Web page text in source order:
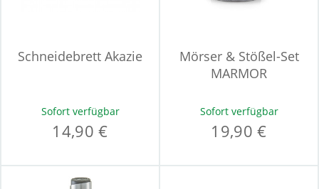
Schneidebrett Akazie
Sofort verfügbar
14,90 €
Mörser & Stößel-Set
MARMOR
Sofort verfügbar
19,90 €